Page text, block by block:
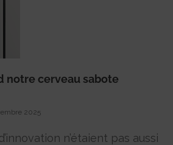
notre cerveau sabote
2025
n’étaient pas aussi